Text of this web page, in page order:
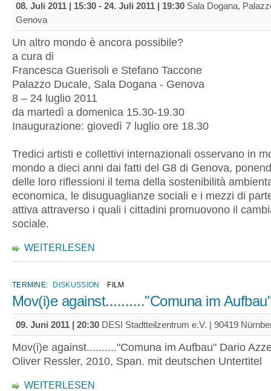
08. Juli 2011 | 15:30 - 24. Juli 2011 | 19:30 Sala Dogana,
Genova
Un altro mondo è ancora possibile?
a cura di
Francesca Guerisoli e Stefano Taccone
Palazzo Ducale, Sala Dogana - Genova
8 – 24 luglio 2011
da martedì a domenica 15.30-19.30
Inaugurazione: giovedì 7 luglio ore 18.30
Tredici artisti e collettivi internazionali osservano in
mondo a dieci anni dai fatti del G8 di Genova,
delle loro riflessioni il tema della sostenibilità
economica, le disuguaglianze sociali e i mezzi di
attiva attraverso i quali i cittadini promuovono il
sociale.
WEITERLESEN
TERMINE: DISKUSSION FILM
Mov(i)e against.........."Comuna im
09. Juni 2011 | 20:30 DESI Stadtteilzentrum e.V. | 90419
Mov(i)e against.........."Comuna im Aufbau" Dario
Oliver Ressler, 2010, Span. mit deutschen Untertitel
WEITERLESEN